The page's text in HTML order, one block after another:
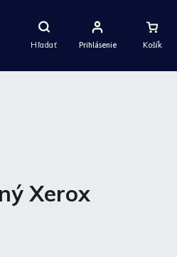
Hľadať
Nákupný
Košík
Prihlásenie
Xerox